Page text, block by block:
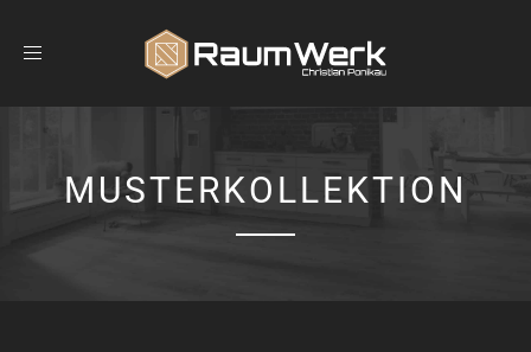
Toggle
MUSTERKOLLEKTION